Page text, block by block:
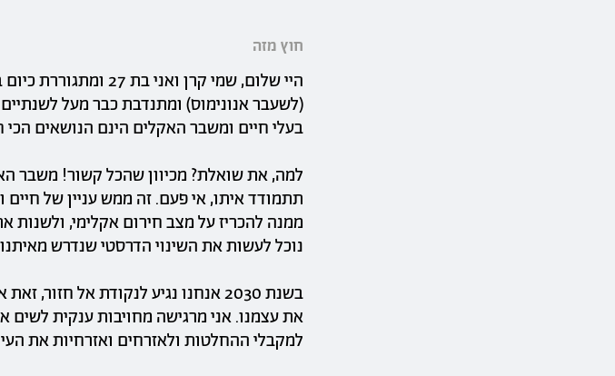
חוץ מזה
היי שלום, שמי קרן
(לשעבר אנונימוס) ומתנדבת כבר מעל
בעלי חיים ומשבר האקלים הינם הנושאים
למה, את שואלת? מכיוון שהכל קשור! משבר
תתמודד איתו, אי פעם. זה ממש עניין של
ממנה להכריז על מצב חירום אקלימי, ולשנות
נוכל לעשות את השינוי הדרסטי שנדרש מאיתנו ב8 שנים
בשנת 2030 אנחנו נגיע לנקודת אל
את עצמנו. אני מרגישה מחויבות ענקית
למקבלי ההחלטות ולאזרחים ואזרחיות את